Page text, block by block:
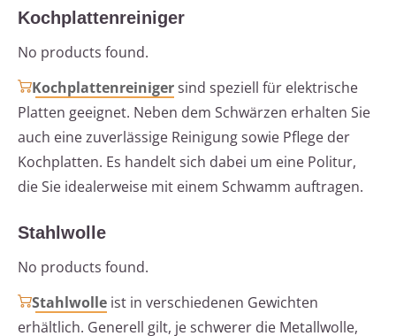
Kochplattenreiniger
No products found.
Kochplattenreinigersind speziell für elektrische
Platten geeignet. Neben dem Schwärzen erhalten Sie
auch eine zuverlässige Reinigung sowie Pflege der
Kochplatten. Es handelt sich dabei um eine Politur,
die Sie idealerweise mit einem Schwamm auftragen.
Stahlwolle
No products found.
Stahlwolle ist in verschiedenen Gewichten
erhältlich. Generell gilt, je schwerer die Metallwolle,